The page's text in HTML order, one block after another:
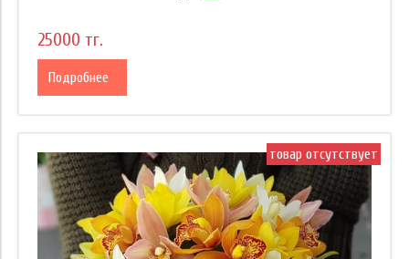
25000 тг.
Подробнее
товар отсутствует